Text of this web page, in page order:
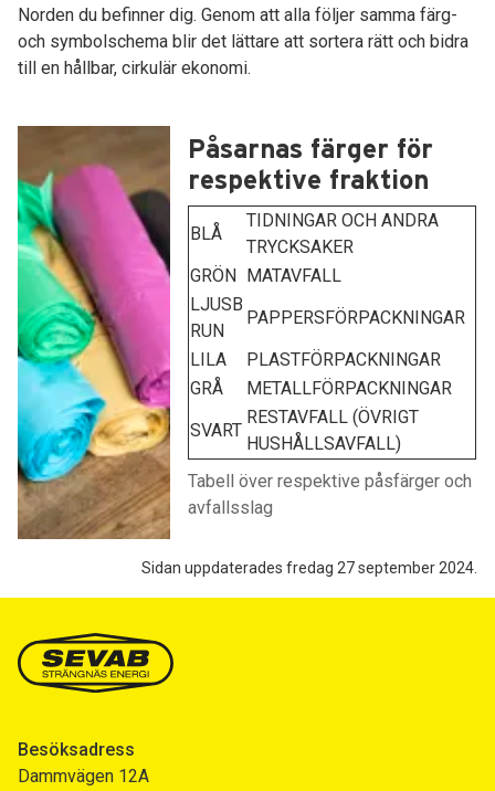
Norden du befinner dig. Genom att alla följer samma färg-
och symbolschema blir det lättare att sortera rätt och bidra
till en hållbar, cirkulär ekonomi.
Påsarnas färger för
respektive fraktion
Tabell över respektive påsfärger och
avfallsslag
BLÅ
TIDNINGAR OCH ANDRA
TRYCKSAKER
GRÖN MATAVFALL
LJUSB
RUN
PAPPERSFÖRPACKNINGAR
LILA
PLASTFÖRPACKNINGAR
GRÅ
METALLFÖRPACKNINGAR
SVART
RESTAVFALL (ÖVRIGT
HUSHÅLLSAVFALL)
Sidan uppdaterades fredag 27 september 2024.
Besöksadress
Dammvägen 12A